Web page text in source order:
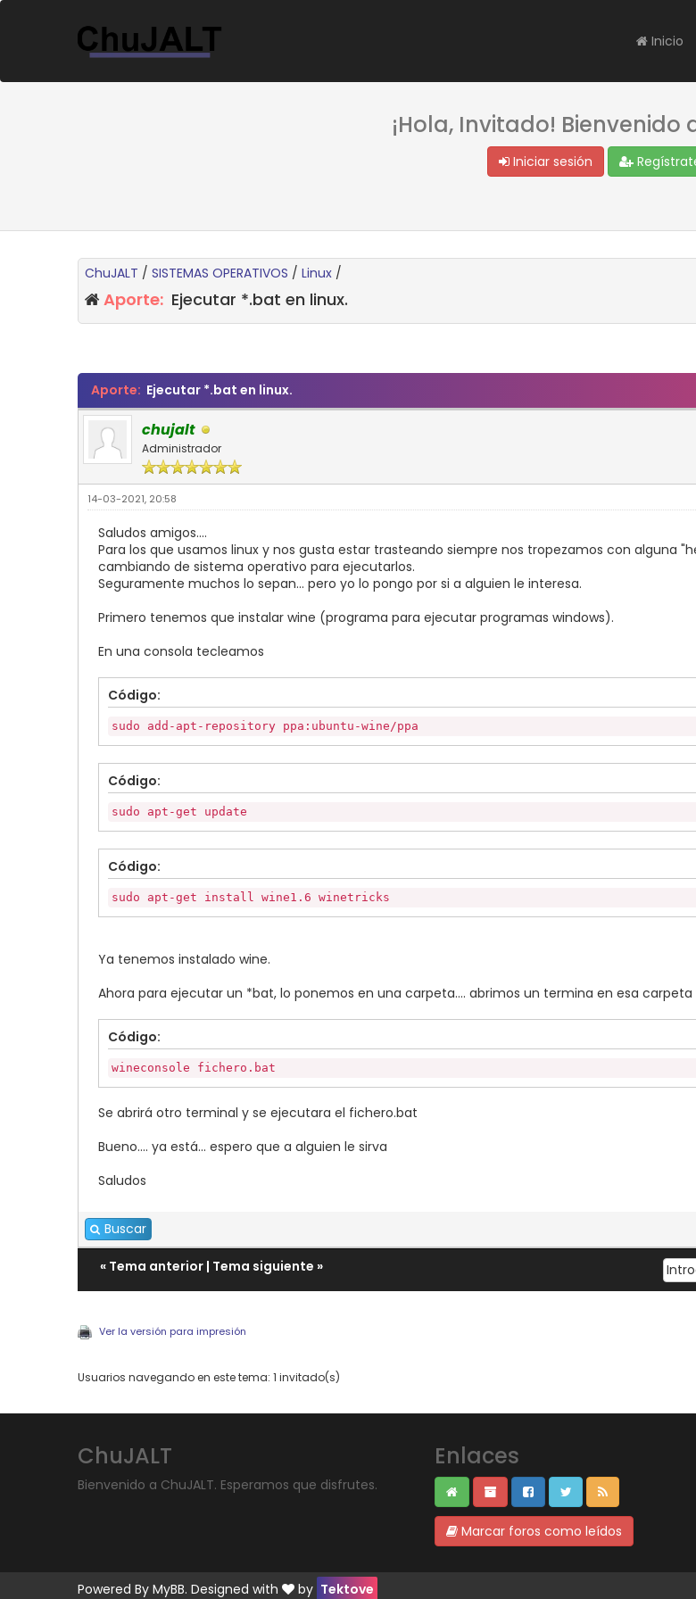
Inicio
¡Hola, Invitado! Bienvenido
Iniciar sesión
ChuJALT / SISTEMAS OPERATIVOS / Linux /
Aporte: Ejecutar *.bat en linux.
Aporte: Ejecutar *.bat en linux.
chujalt
Administrador
14-03-2021, 20:58
Saludos amigos....
Para los que usamos linux y nos gusta estar trasteando siempre nos tropezamos con alguna
cambiando de sistema operativo para ejecutarlos.
Seguramente muchos lo sepan... pero yo lo pongo por si a alguien le interesa.
Primero tenemos que instalar wine (programa para ejecutar programas windows).
En una consola tecleamos
Código:
sudo add-apt-repository ppa:ubuntu-wine/ppa
Código:
sudo apt-get update
Código:
sudo apt-get install wine1.6 winetricks
Ya tenemos instalado wine.
Ahora para ejecutar un *bat, lo ponemos en una carpeta.... abrimos un termina en esa
Código:
wineconsole fichero.bat
Se abrirá otro terminal y se ejecutara el fichero.bat
Bueno.... ya está... espero que a alguien le sirva
Saludos
Buscar
« Tema anterior | Tema siguiente »
Ver la versión para impresión
Usuarios navegando en este tema: 1 invitado(s)
ChuJALT
Bienvenido a ChuJALT. Esperamos que disfrutes.
Enlaces
Marcar foros como leídos
Powered By MyBB. Designed with by Tektove